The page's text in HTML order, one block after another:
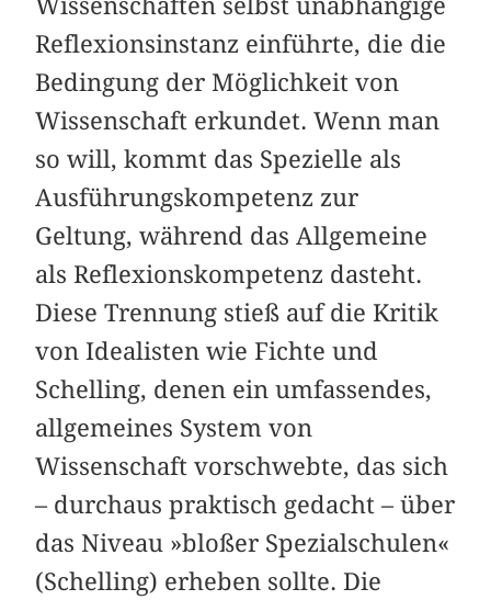
Reflexionsinstanz einführte, die die
Bedingung der Möglichkeit von
Wissenschaft erkundet. Wenn man
so will, kommt das Spezielle als
Ausführungskompetenz zur
Geltung, während das Allgemeine
als Reflexionskompetenz dasteht.
Diese Trennung stieß auf die Kritik
von Idealisten wie Fichte und
Schelling, denen ein umfassendes,
allgemeines System von
Wissenschaft vorschwebte, das sich
– durchaus praktisch gedacht – über
das Niveau »bloßer Spezialschulen«
(Schelling) erheben sollte. Die